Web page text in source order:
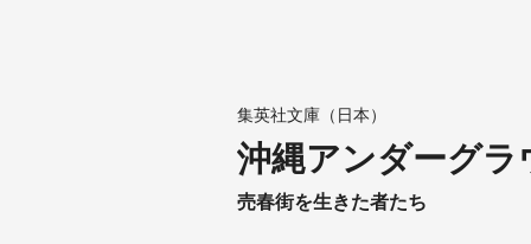
集英社文庫（日本）
沖縄アンダーグラ
売春街を生きた者たち